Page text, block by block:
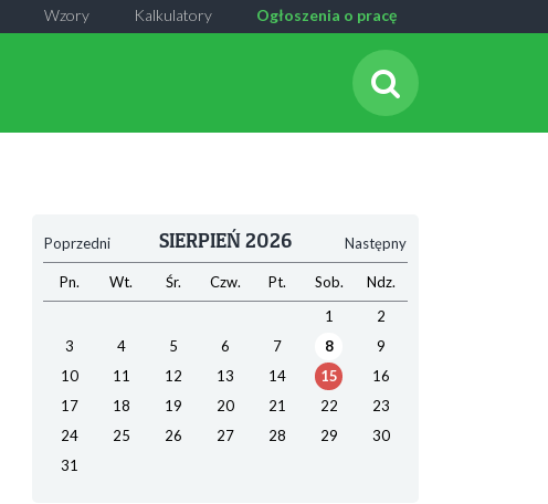
Ogłoszenia o pracę
Kalkulatory
Wzory
Poprzedni Następny
SIERPIEŃ 2026
Pn. Wt. Śr. Czw. Pt. Sob.
Ndz.
1
2
3
4 5 6 7 8
9
10
11 12 13 14 15
16
17
18 19 20 21 22
23
24
25 26 27 28 29
30
31